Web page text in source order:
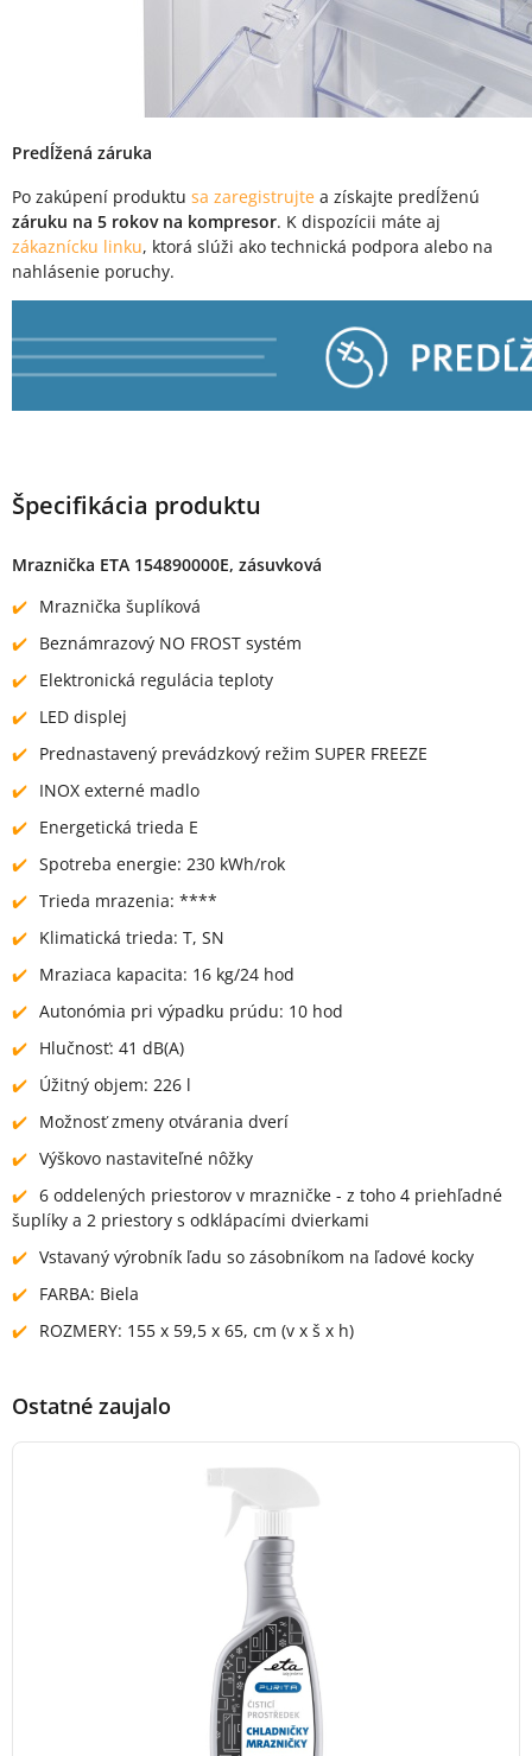
Predĺžená záruka
Po zakúpení produktu sa zaregistrujte a získajte predĺženú
záruku na 5 rokov na kompresor. K dispozícii máte aj
zákaznícku linku, ktorá slúži ako technická podpora alebo na
nahlásenie poruchy.
Špecifikácia produktu
Mraznička ETA 154890000E, zásuvková
Mraznička šuplíková
Beznámrazový NO FROST systém
Elektronická regulácia teploty
LED displej
Prednastavený prevádzkový režim SUPER FREEZE
INOX externé madlo
Energetická trieda E
Spotreba energie: 230 kWh/rok
Trieda mrazenia: ****
Klimatická trieda: T, SN
Mraziaca kapacita: 16 kg/24 hod
Autonómia pri výpadku prúdu: 10 hod
Hlučnosť: 41 dB(A)
Úžitný objem: 226 l
Možnosť zmeny otvárania dverí
Výškovo nastaviteľné nôžky
6 oddelených priestorov v mrazničke - z toho 4 priehľadné
šuplíky a 2 priestory s odklápacími dvierkami
Vstavaný výrobník ľadu so zásobníkom na ľadové kocky
FARBA: Biela
ROZMERY: 155 x 59,5 x 65, cm (v x š x h)
Ostatné zaujalo